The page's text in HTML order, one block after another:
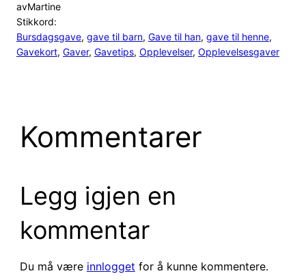
avMartine
Stikkord:
Bursdagsgave, gave til barn, Gave til han, gave til henne
Gavekort, Gaver, Gavetips, Opplevelser, Opplevelsesgaver
Kommentarer
Legg igjen en
kommentar
Du må være innlogget for å kunne kommentere.